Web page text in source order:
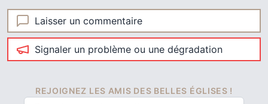
Laisser un commentaire
Signaler un problème ou une dégradation
REJOIGNEZ LES AMIS DES BELLES ÉGLISES !